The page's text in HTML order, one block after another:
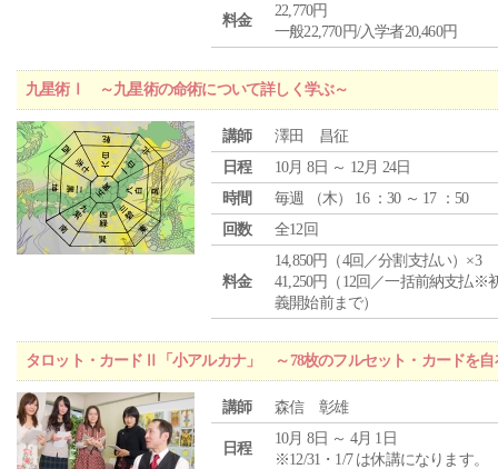
料金
22,770円
一般22,770円/入学者20,460円
九星術Ⅰ ～九星術の命術について詳しく学ぶ～
講師
澤田 昌征
日程
10月 8日 ～ 12月 24日
時間
毎週 （木） 16 ：30 ～ 17 ：50
回数
全12回
料金
14,850円（4回／分割支払い）×3
41,250円（12回／一括前納支払※
義開始前まで）
タロット・カードⅡ「小アルカナ」 ～78枚のフルセット・カードを自
講師 森信 彰雄
日程
10月 8日 ～ 4月 1日
※12/31・1/7 は休講になります。